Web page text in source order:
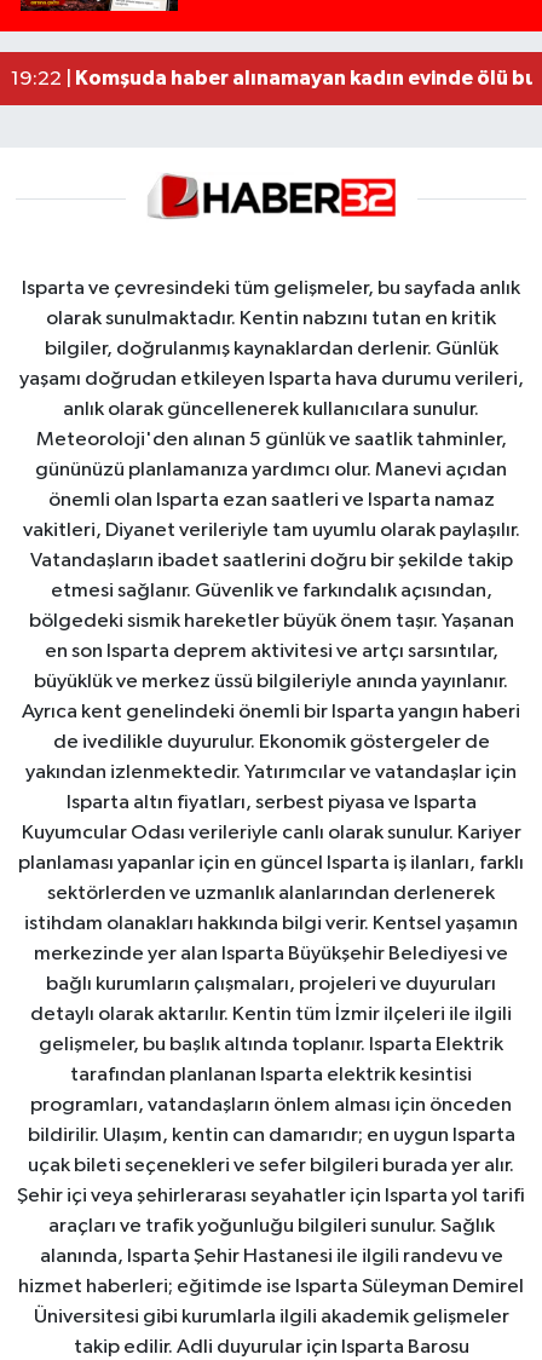
02:26 |MOTOSİKLETLE ÇARPIŞAN OTOMOBİL GÜL
19:22 |
Komşuda haber alınamayan kadın evinde ölü
Isparta ve çevresindeki tüm gelişmeler, bu sayfada anlık
olarak sunulmaktadır. Kentin nabzını tutan en kritik
bilgiler, doğrulanmış kaynaklardan derlenir. Günlük
yaşamı doğrudan etkileyen Isparta hava durumu verileri,
anlık olarak güncellenerek kullanıcılara sunulur.
Meteoroloji'den alınan 5 günlük ve saatlik tahminler,
gününüzü planlamanıza yardımcı olur. Manevi açıdan
önemli olan Isparta ezan saatleri ve Isparta namaz
vakitleri, Diyanet verileriyle tam uyumlu olarak paylaşılır.
Vatandaşların ibadet saatlerini doğru bir şekilde takip
etmesi sağlanır. Güvenlik ve farkındalık açısından,
bölgedeki sismik hareketler büyük önem taşır. Yaşanan
en son Isparta deprem aktivitesi ve artçı sarsıntılar,
büyüklük ve merkez üssü bilgileriyle anında yayınlanır.
Ayrıca kent genelindeki önemli bir Isparta yangın haberi
de ivedilikle duyurulur. Ekonomik göstergeler de
yakından izlenmektedir. Yatırımcılar ve vatandaşlar için
Isparta altın fiyatları, serbest piyasa ve Isparta
Kuyumcular Odası verileriyle canlı olarak sunulur. Kariyer
planlaması yapanlar için en güncel Isparta iş ilanları, farklı
sektörlerden ve uzmanlık alanlarından derlenerek
istihdam olanakları hakkında bilgi verir. Kentsel yaşamın
merkezinde yer alan Isparta Büyükşehir Belediyesi ve
bağlı kurumların çalışmaları, projeleri ve duyuruları
detaylı olarak aktarılır. Kentin tüm İzmir ilçeleri ile ilgili
gelişmeler, bu başlık altında toplanır. Isparta Elektrik
tarafından planlanan Isparta elektrik kesintisi
programları, vatandaşların önlem alması için önceden
bildirilir. Ulaşım, kentin can damarıdır; en uygun Isparta
uçak bileti seçenekleri ve sefer bilgileri burada yer alır.
Şehir içi veya şehirlerarası seyahatler için Isparta yol tarifi
araçları ve trafik yoğunluğu bilgileri sunulur. Sağlık
alanında, Isparta Şehir Hastanesi ile ilgili randevu ve
hizmet haberleri; eğitimde ise Isparta Süleyman Demirel
Üniversitesi gibi kurumlarla ilgili akademik gelişmeler
takip edilir. Adli duyurular için Isparta Barosu